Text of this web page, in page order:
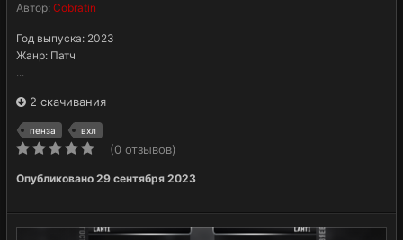
Автор: Cobratin
Год выпуска: 2023
Жанр: Патч
...
2 скачивания
пенза вхл
(0 отзывов)
Опубликовано 29 сентября 2023